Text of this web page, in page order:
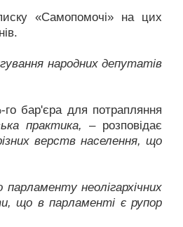
«Самопомочі» на цих
народних депутатів
бар'єра для потрапляння
практика, – розповідає
верств населення, що
неолігархічних
що в парламенті є рупор